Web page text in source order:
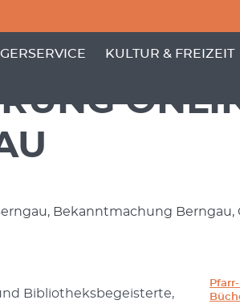
VON 'GEMEINDE'
MENÜ-UNTERPUNKTE VON
KULTUR & FREIZEIT
Bekanntmachung Berngau,
Bibliotheksbegeisterte,